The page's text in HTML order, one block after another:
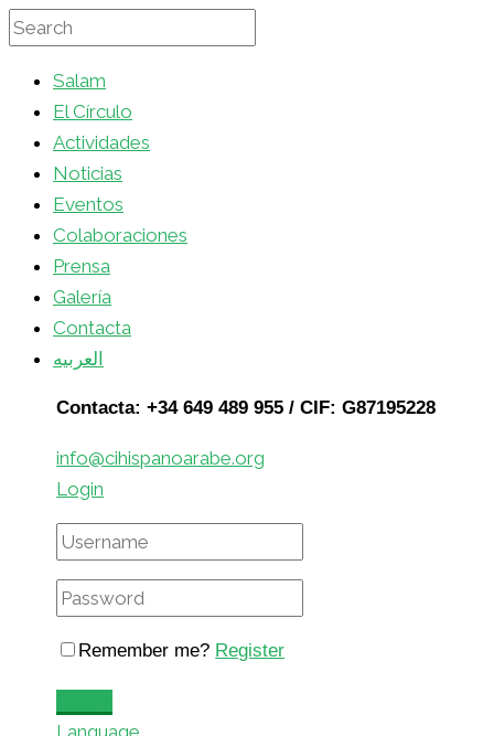
Salam
El Círculo
Actividades
Noticias
Eventos
Colaboraciones
Prensa
Galería
Contacta
العربيه
Contacta: +34 649 489 955 / CIF: G87195228
info@cihispanoarabe.org
Login
Remember me? Register
Language